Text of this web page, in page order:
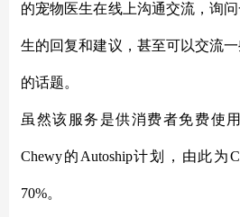
的宠物医生在线上沟通交流，询
生的回复和建议，甚至可以交流
的话题。
虽然该服务是供消费者免费使
Chewy的Autoship计划，由此为
70%。